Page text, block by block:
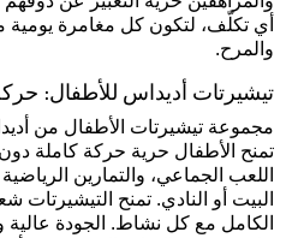
أي تكلّف، لتكون كل مغامرة يومية
والمرح.
تيشيرتات أديداس للأطفال:
مجموعة تيشيرتات الأطفال من
تمنح الأطفال حرية حركة كاملة دون
اللعب الجماعي، والتمارين
البيت أو النادي. تمنح التيشيرتات
الكامل مع كل نشاط. الجودة عالية